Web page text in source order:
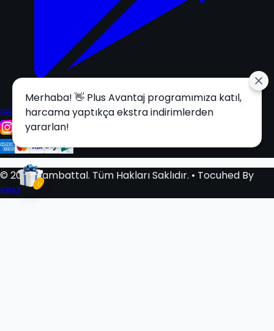
Get it onGoogle Play
© 2025 Tambattal. Tüm Hakları Saklıdır. • Tocuhed By
EBM
Merhaba! 👋 Plus Avantaj programımıza katıl,
harcama yaptıkça ekstra indirimlerden
yararlan!